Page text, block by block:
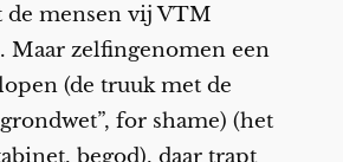
de mensen vij VTM
Maar zelfingenomen een
(de truuk met de
for shame) (het
begod), daar trapt